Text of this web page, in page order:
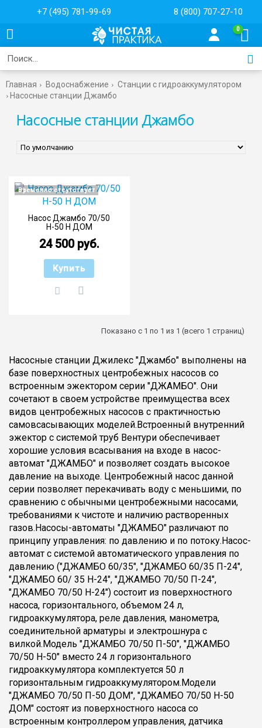
+7 (495) 781-99-69 8 (800) 707-27-10
0
Главная Водоснабжение
Cтанции с гидроаккумулятором
Насосные станции Джамбо
Насосные станции Джамбо
Временно отсутствует
Насос Джамбо 70/50
Н-50 Н ДОМ
24 500 руб.
Купить
Показано с 1 по 1 из 1 (всего 1 страниц)
Насосные станции Джилекс "Джамбо" выполнены на
базе поверхностных центробежных насосов со
встроенным эжектором серии "ДЖАМБО". Они
сочетают в своем устройстве преимущества всех
видов центробежных насосов с практичностью
самовсасывающих моделей.Встроенный внутренний
эжектор с системой труб Вентури обеспечивает
хорошие условия всасывания на входе в насос-
автомат "ДЖАМБО" и позволяет создать высокое
давление на выходе. Центробежный насос данной
серии позволяет перекачивать воду с меньшими, по
сравнению с обычными центробежными насосами,
требованиями к чистоте и наличию растворенных
газов.Насосы-автоматы "ДЖАМБО" различают по
принципу управления: по давлению и по потоку.Насос-
автомат с системой автоматического управления по
давлению ("ДЖАМБО 60/35", "ДЖАМБО 60/35 П-24",
"ДЖАМБО 60/ 35 Н-24", "ДЖАМБО 70/50 П-24",
"ДЖАМБО 70/50 Н-24") состоит из поверхностного
насоса, горизонтального, объемом 24 л,
гидроаккумулятора, реле давления, манометра,
соединительной арматуры и электрошнура с
вилкой.Модель "ДЖАМБО 70/50 П-50", "ДЖАМБО
70/50 Н-50" вместо 24 л горизонтального
гидроаккумулятора комплектуется 50 л
горизонтальным гидроаккумулятором.Модели
"ДЖАМБО 70/50 П-50 ДОМ", "ДЖАМБО 70/50 Н-50
ДОМ" состоят из поверхностного насоса со
встроенным контроллером управления, датчика